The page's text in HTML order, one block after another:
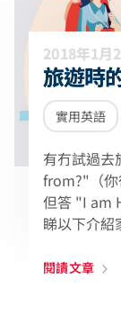
2018年1月
旅遊時
實用英語
有冇試過
from?"（你
但答 "I am
睇以下介紹
閱讀文章